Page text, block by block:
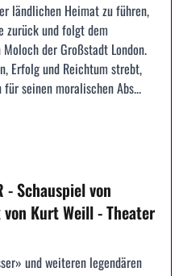
ländlichen Heimat zu führen,
zurück und folgt dem
der Großstadt London.
Erfolg und Reichtum strebt,
seinen moralischen Abs...
- Schauspiel von
Kurt Weill - Theater
und weiteren legendären